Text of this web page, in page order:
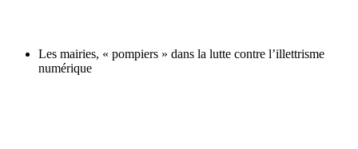
Les mairies, « pompiers » dans la lutte contre l’illettrisme
numérique